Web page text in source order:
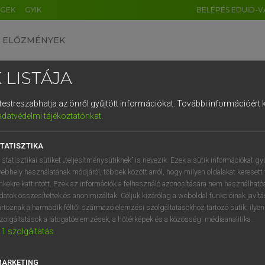
GYIK BELÉPÉS EDUID-
ELŐZMÉNYEK
szótár
ELŐFIZETÉSED?
megtekintéséhez.
LISTÁJA
az önről gyűjtött információkat. További információért
tájékoztatónkat.
statisztikai sütiket „teljesítménysütiknek” is nevezik. Ezek a sütik információkat
használatának módjáról, többek között arról, hogy milyen oldalakat keresett
kattintott. Ezek az információk a felhasználó azonosítására nem
összesítettek és anonimizáltak. Céljuk kizárólag a weboldal funkcióinak
a harmadik féltől származó elemzési szolgáltatásokhoz tartozó sütik;
a látogatóelemzések, a hőtérképek és a közösségi médiaanalitika.
1 szolgáltatás
DE CN FR ES IT NL
1 2 3 4 5 6 7 8 9
q w e r t z u i
a s d f g h j k l é
í y x c v b n m , .